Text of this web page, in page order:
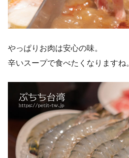
やっぱりお肉は安心の味。
辛いスープで食べたくなりますね。